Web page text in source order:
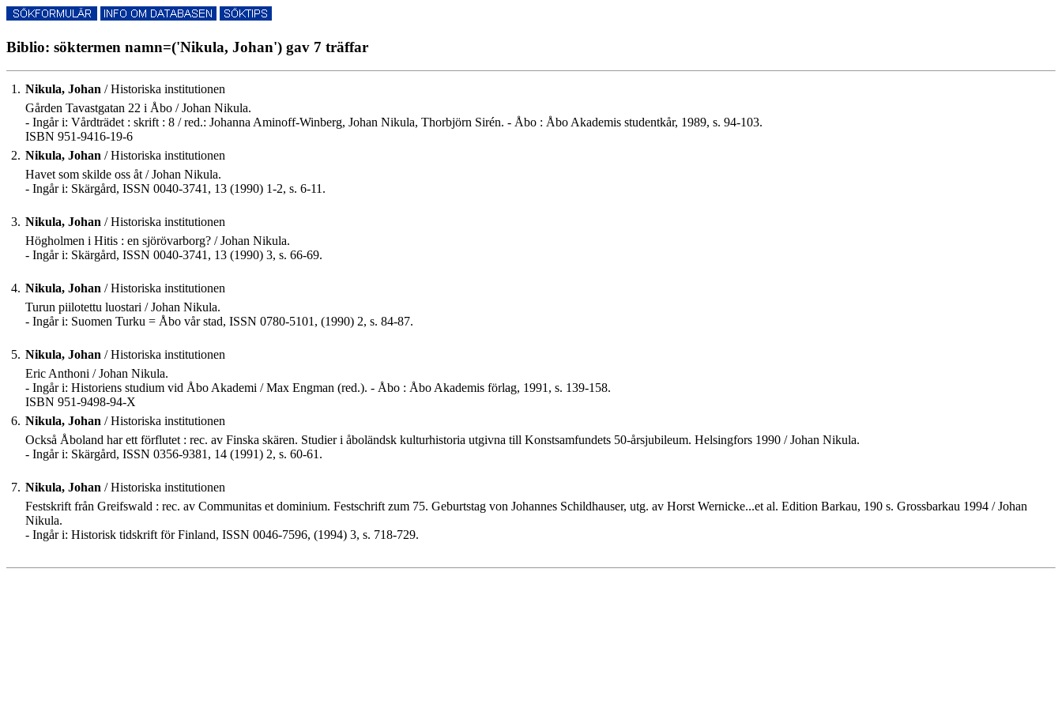
Biblio: söktermen namn=('Nikula, Johan') gav 7 träffar
1. Nikula, Johan / Historiska institutionen
Gården Tavastgatan 22 i Åbo / Johan Nikula.
- Ingår i: Vårdträdet : skrift : 8 / red.: Johanna Aminoff-Winberg, Johan Nikula, Thorbjörn Sirén. - Åbo : Åbo Akademis studentkår, 1989, s. 94-103.
ISBN 951-9416-19-6
2. Nikula, Johan / Historiska institutionen
Havet som skilde oss åt / Johan Nikula.
- Ingår i: Skärgård, ISSN 0040-3741, 13 (1990) 1-2, s. 6-11.
3. Nikula, Johan / Historiska institutionen
Högholmen i Hitis : en sjörövarborg? / Johan Nikula.
- Ingår i: Skärgård, ISSN 0040-3741, 13 (1990) 3, s. 66-69.
4. Nikula, Johan / Historiska institutionen
Turun piilotettu luostari / Johan Nikula.
- Ingår i: Suomen Turku = Åbo vår stad, ISSN 0780-5101, (1990) 2, s. 84-87.
5. Nikula, Johan / Historiska institutionen
Eric Anthoni / Johan Nikula.
- Ingår i: Historiens studium vid Åbo Akademi / Max Engman (red.). - Åbo : Åbo Akademis förlag, 1991, s. 139-158.
ISBN 951-9498-94-X
6. Nikula, Johan / Historiska institutionen
Också Åboland har ett förflutet : rec. av Finska skären. Studier i åboländsk kulturhistoria utgivna till Konstsamfundets 50-årsjubileum. Helsingfors 1990 / Johan Nikula.
- Ingår i: Skärgård, ISSN 0356-9381, 14 (1991) 2, s. 60-61.
7. Nikula, Johan / Historiska institutionen
Festskrift från Greifswald : rec. av Communitas et dominium. Festschrift zum 75. Geburtstag von Johannes Schildhauser, utg. av Horst Wernicke...et al. Edition Barkau, 190 s. Grossbarkau 1994 / Johan
Nikula.
- Ingår i: Historisk tidskrift för Finland, ISSN 0046-7596, (1994) 3, s. 718-729.